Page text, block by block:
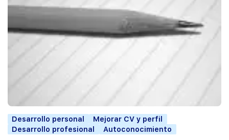
Desarrollo personal
Mejorar CV y perfil
Desarrollo profesional
Autoconocimiento